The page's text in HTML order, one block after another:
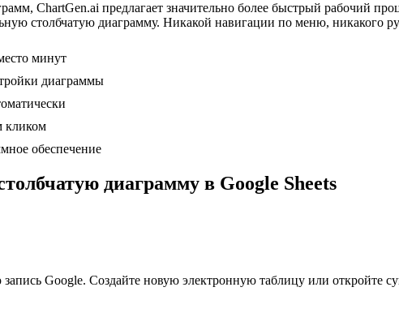
ChartGen.ai предлагает значительно более быстрый рабочий
столбчатую диаграмму. Никакой навигации по меню, никакого
минут
диаграммы
кликом
обеспечение
диаграмму в Google Sheets
Google. Создайте новую электронную таблицу или откройте